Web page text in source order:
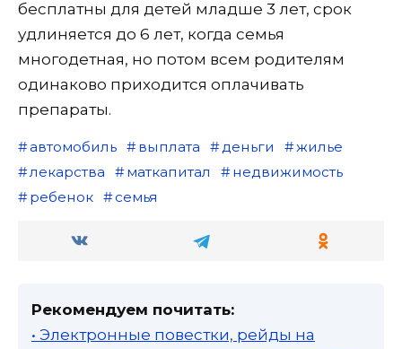
бесплатны для детей младше 3 лет, срок
удлиняется до 6 лет, когда семья
многодетная, но потом всем родителям
одинаково приходится оплачивать
препараты.
автомобиль выплата деньги
жилье
лекарства
маткапитал
недвижимость
ребенок
семья
Рекомендуем почитать:
• Электронные повестки, рейды на